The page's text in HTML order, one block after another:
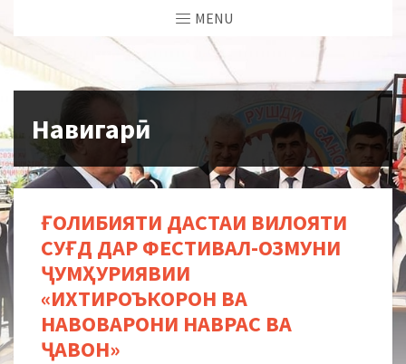
MENU
Навигарӣ
ҒОЛИБИЯТИ ДАСТАИ ВИЛОЯТИ
СУҒД ДАР ФЕСТИВАЛ-ОЗМУНИ
ҶУМҲУРИЯВИИ
«ИХТИРОЪКОРОН ВА
НАВОВАРОНИ НАВРАС ВА
ҶАВОН»